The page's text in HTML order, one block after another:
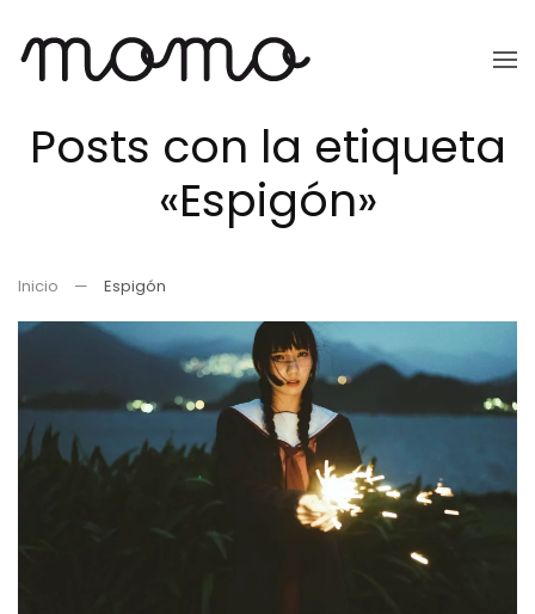
Ir
contenido
principal
Posts con la etiqueta
«Espigón»
Inicio Espigón